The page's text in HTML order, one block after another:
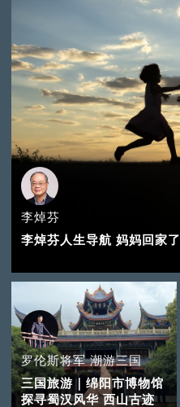
李焯芬
李焯芬人生导航 妈妈回家了
罗伦斯将军 潮游三国
三国旅游｜绵阳市博物馆
探寻蜀汉风华 西山古迹